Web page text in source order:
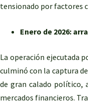
tensionado por factores
Enero de 2026:
La operación ejecutada
culminó con la captura
de gran calado político,
mercados financieros.